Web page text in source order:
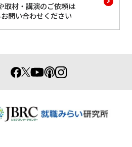
取材・講演のご依頼は
問い合わせください